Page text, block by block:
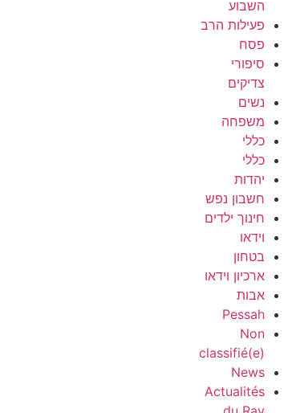
השבוע
פעילות הרב
פסח
סיפורי
צדיקים
נשים
משפחה
כללי
כללי
יהדות
חשבון נפש
חינוך ילדים
וידאו
בטחון
ארכיון וידאו
אבות
Pessah
Non
classifié(e)
News
Actualités